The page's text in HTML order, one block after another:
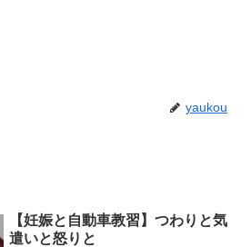
yaukou
【妊娠と自動車教習】つわりと気
遣いと怒りと